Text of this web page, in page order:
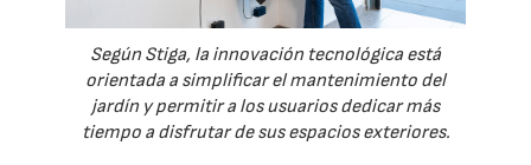
Según Stiga, la innovación tecnológica está
orientada a simplificar el mantenimiento del
jardín y permitir a los usuarios dedicar más
tiempo a disfrutar de sus espacios exteriores.